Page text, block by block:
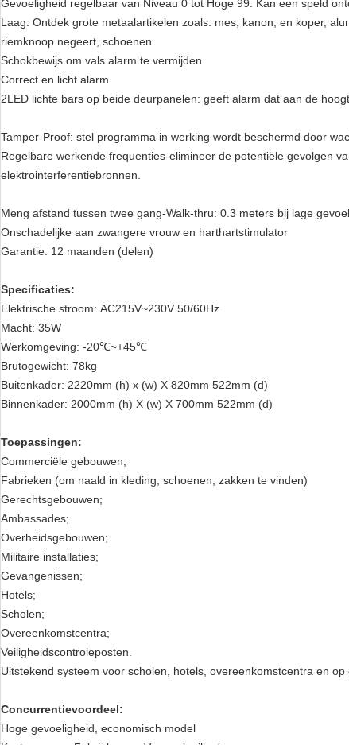
Gevoeligheid regelbaar van Niveau 0 tot Hoge 99: Kan een speld
Laag: Ontdek grote metaalartikelen zoals: mes, kanon, en koper,
riemknoop negeert, schoenen.
Schokbewijs om vals alarm te vermijden
Correct en licht alarm
2LED lichte bars op beide deurpanelen: geeft alarm dat aan de
Tamper-Proof: stel programma in werking wordt beschermd door
Regelbare werkende frequenties-elimineer de potentiële gevolgen
elektrointerferentiebronnen.
Meng afstand tussen twee gang-Walk-thru: 0.3 meters bij lage
Onschadelijke aan zwangere vrouw en harthartstimulator
Garantie: 12 maanden (delen)
Specificaties:
Elektrische stroom: AC215V~230V 50/60Hz
Macht: 35W
Werkomgeving: -20℃~+45℃
Brutogewicht: 78kg
Buitenkader: 2220mm (h) x (w) X 820mm 522mm (d)
Binnenkader: 2000mm (h) X (w) X 700mm 522mm (d)
Toepassingen:
Commerciële gebouwen;
Fabrieken (om naald in kleding, schoenen, zakken te vinden)
Gerechtsgebouwen;
Ambassades;
Overheidsgebouwen;
Militaire installaties;
Gevangenissen;
Hotels;
Scholen;
Overeenkomstcentra;
Veiligheidscontroleposten.
Uitstekend systeem voor scholen, hotels, overeenkomstcentra en
Concurrentievoordeel:
Hoge gevoeligheid, economisch model